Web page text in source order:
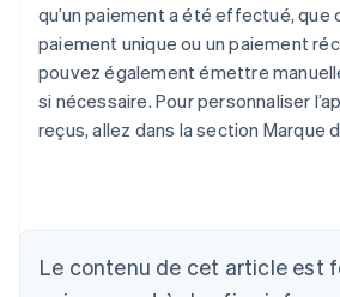
qu’un paiement a été effectué, que
paiement unique ou un paiement
pouvez également émettre
si nécessaire. Pour personnaliser
reçus, allez dans la section Marque
Le contenu de cet article est
Australie